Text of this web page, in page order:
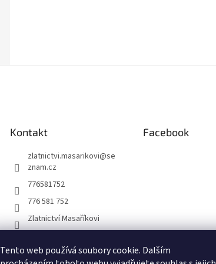
Tento web používá soubory cookie. Dalším
Kontakt
zlatnictvi.masarikovi@se
znam.cz
776581752
776 581 752
Zlatnictví Masaříkovi
Facebook
Formuláře